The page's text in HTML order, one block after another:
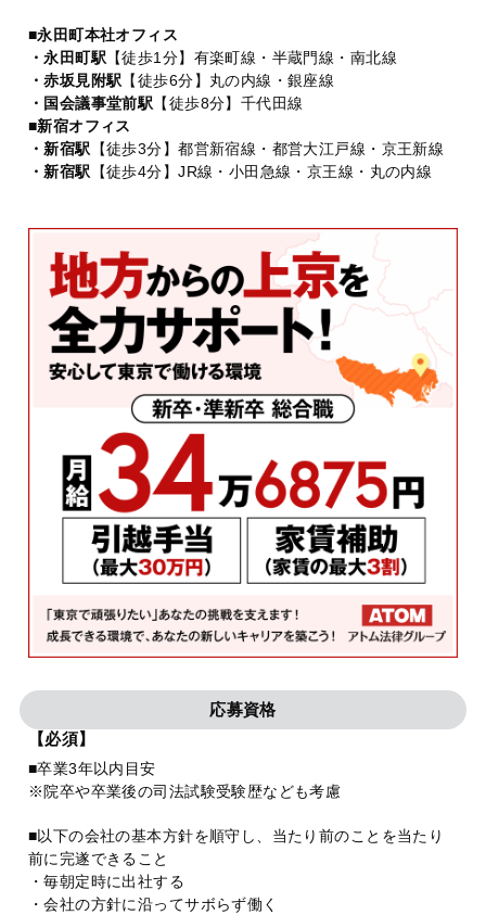
■永田町本社オフィス
・永田町駅 【徒歩1分】有楽町線・半蔵門線・南北線
・赤坂見附駅 【徒歩6分】丸の内線・銀座線
・国会議事堂前駅 【徒歩8分】千代田線
■新宿オフィス
・新宿駅 【徒歩3分】都営新宿線・都営大江戸線・京王新線
・新宿駅 【徒歩4分】JR線・小田急線・京王線・丸の内線
応募資格
【必須】
■卒業3年以内目安
※院卒や卒業後の司法試験受験歴なども考慮
■以下の会社の基本方針を順守し、当たり前のことを当たり
前に完遂できること
・毎朝定時に出社する
・会社の方針に沿ってサボらず働く